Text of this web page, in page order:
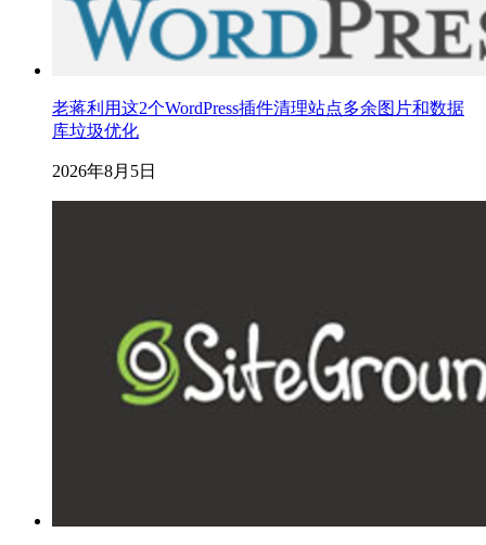
老蒋利用这2个WordPress插件清理站点多余图片和数据
库垃圾优化
2026年8月5日